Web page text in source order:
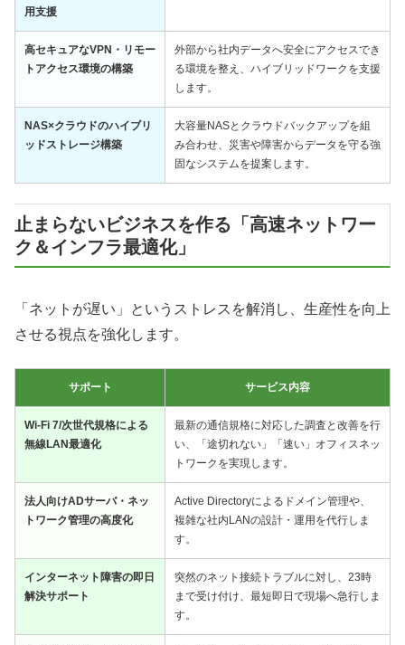
用支援
高セキュアなVPN・リモー
トアクセス環境の構築
外部から社内データへ安全にアクセスでき
る環境を整え、ハイブリッドワークを支援
します。
NAS×クラウドのハイブリ
ッドストレージ構築
大容量NASとクラウドバックアップを組
み合わせ、災害や障害からデータを守る強
固なシステムを提案します。
止まらないビジネスを作る「高速ネットワー
ク＆インフラ最適化」
「ネットが遅い」というストレスを解消し、生産性を向上
させる視点を強化します。
サポート サービス内容
Wi-Fi 7/次世代規格による
無線LAN最適化
最新の通信規格に対応した調査と改善を行
い、「途切れない」「速い」オフィスネッ
トワークを実現します。
法人向けADサーバ・ネッ
トワーク管理の高度化
Active Directoryによるドメイン管理や、
複雑な社内LANの設計・運用を代行しま
す。
インターネット障害の即日
解決サポート
突然のネット接続トラブルに対し、23時
まで受け付け、最短即日で現場へ急行しま
す。